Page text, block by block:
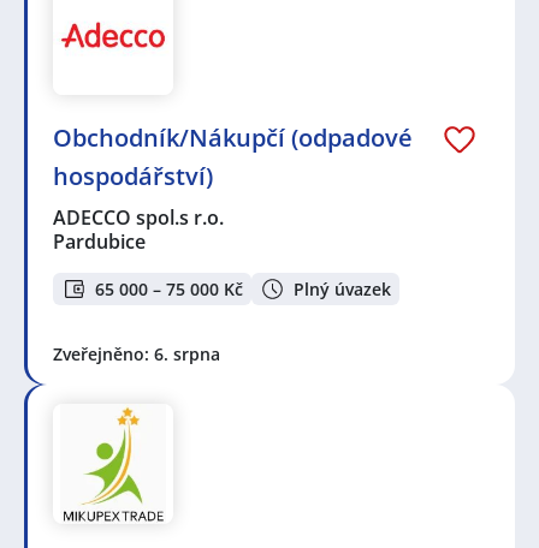
Obchodník/Nákupčí (odpadové
hospodářství)
ADECCO spol.s r.o.
Pardubice
65 000 – 75 000 Kč Plný úvazek
Zveřejněno: 6. srpna